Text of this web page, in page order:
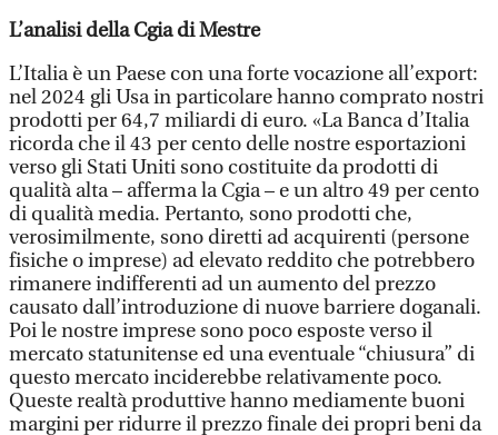
L’analisi della Cgia di Mestre
L’Italia è un Paese con una forte vocazione all’export:
nel 2024 gli Usa in particolare hanno comprato nostri
prodotti per 64,7 miliardi di euro. «La Banca d’Italia
ricorda che il 43 per cento delle nostre esportazioni
verso gli Stati Uniti sono costituite da prodotti di
qualità alta – afferma la Cgia – e un altro 49 per cento
di qualità media. Pertanto, sono prodotti che,
verosimilmente, sono diretti ad acquirenti (persone
fisiche o imprese) ad elevato reddito che potrebbero
rimanere indifferenti ad un aumento del prezzo
causato dall’introduzione di nuove barriere doganali.
Poi le nostre imprese sono poco esposte verso il
mercato statunitense ed una eventuale “chiusura” di
questo mercato inciderebbe relativamente poco.
Queste realtà produttive hanno mediamente buoni
margini per ridurre il prezzo finale dei propri beni da